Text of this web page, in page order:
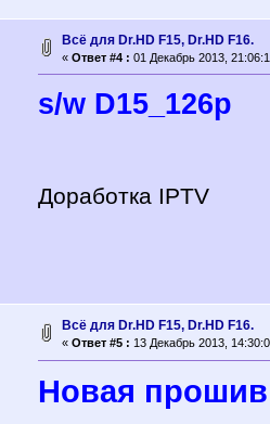
Всё для Dr.HD F15, Dr.HD F16.
« Ответ #4 : 01 Декабрь 2013,
s/w D15_126p
Доработка IPTV
Всё для Dr.HD F15, Dr.HD F16.
« Ответ #5 : 13 Декабрь 2013,
Новая